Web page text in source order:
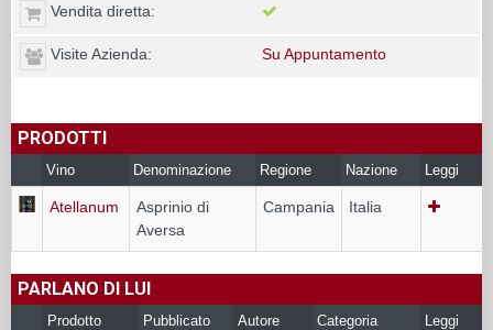
Vendita diretta:
Visite Azienda: Su Appuntamento
PRODOTTI
Vino Denominazione Regione Nazione Leggi
Atellanum
Asprinio di
Aversa
Campania Italia
PARLANO DI LUI
Prodotto
Pubblicato
Autore Categoria Leggi